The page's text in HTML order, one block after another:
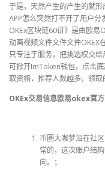
于是，天然产生的产生的就
APP怎么突然打不开了用户
OKEx区块链60讲》是由欧易
动画视频文件文件文件OKEX
只专注于服务，把挑选权交
可掀开ImToken钱包，点击底
取资格，推荐人数越多，领取
OKEx交易信息欧易okex官
币圈大咖梦泪在社
常的，这次账户结
向。；